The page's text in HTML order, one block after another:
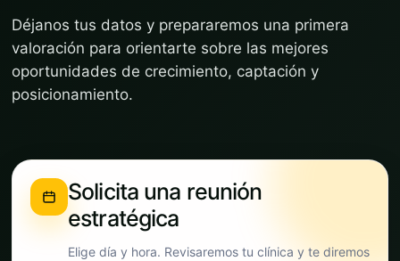
Déjanos tus datos y prepararemos una primera
valoración para orientarte sobre las mejores
oportunidades de crecimiento, captación y
posicionamiento.
Solicita una reunión
estratégica
Elige día y hora. Revisaremos tu clínica y te diremos